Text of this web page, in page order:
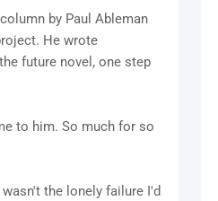
by Paul Ableman
He wrote
future novel, one step
to him. So much for so
the lonely failure I'd